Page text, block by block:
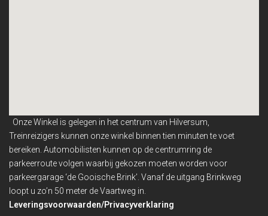
Onze Winkel is gelegen in het centrum van Hilversum,
Treinreizigers kunnen onze winkel binnentien minuten te voet
bereiken. Automobilisten kunnen op de centrumring de
parkeerroute volgen waarbij gekozen moeten worden voor
parkeergarage ‘de Gooische Brink’. Vanaf de uitgang Brinkweg
loopt u zo’n 50 meter de Vaartweg in.
Leveringsvoorwaarden/Privacyverklaring